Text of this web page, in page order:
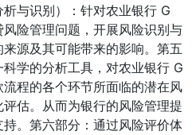
与识别）：针对农业银行 G
险管理问题，开展风险识别与
源及其可能带来的影响。第五
学的分析工具，对农业银行 G
程的各个环节所面临的潜在风
估。从而为银行的风险管理提
。第六部分：通过风险评价体